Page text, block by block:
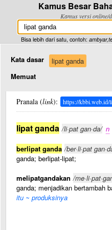
Kamus Besar
Kamus versi
Bisa lebih dari satu, contoh:
Kata dasar
lipat ganda
Memuat
Pranala (link): https://kbbi.web.id/
lipat ganda /li·pat gan·da/ n
berlipat ganda /ber·li·pat
ganda; berlipat-lipat;
melipatgandakan /
ganda; menjadikan bertambah
itu ~ produksinya